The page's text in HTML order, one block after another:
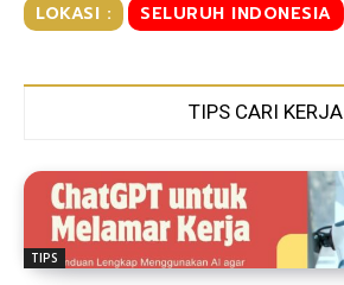
LOKASI : SELURUH INDONESIA
TIPS CARI KERJA
TIPS